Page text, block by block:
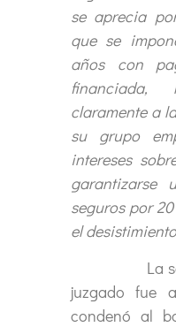
se aprecia
que se
años con
claramente a
su grupo
intereses
garantizarse
seguros por
el
La
juzgado fue
condenó al